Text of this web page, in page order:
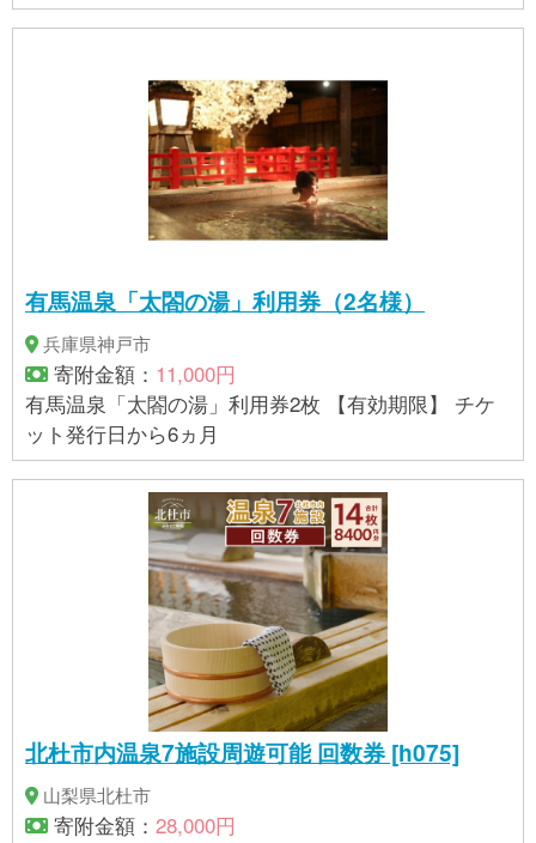
有馬温泉「太閤の湯」利用券（2名様）
兵庫県神戸市
寄附金額： 11,000円
有馬温泉「太閤の湯」利用券2枚 【有効期限】 チケ
ット発行日から6ヵ月
北杜市内温泉7施設周遊可能 回数券 [h075]
山梨県北杜市
寄附金額： 28,000円